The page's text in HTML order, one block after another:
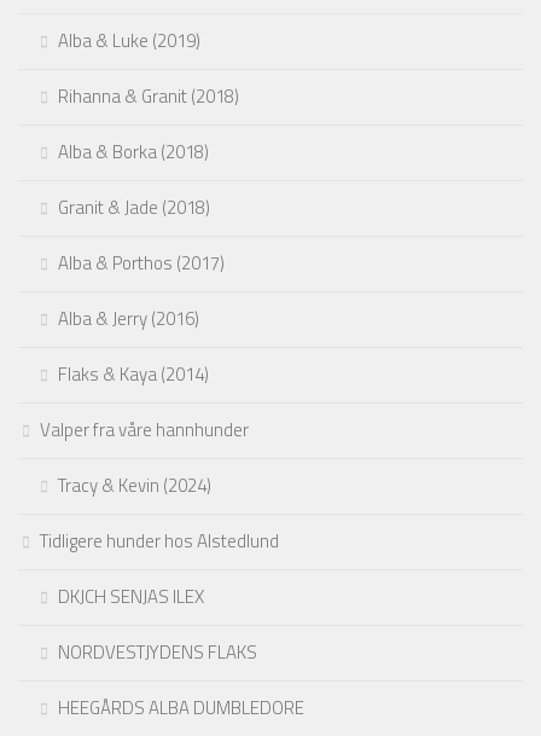
Alba & Luke (2019)
Rihanna & Granit (2018)
Alba & Borka (2018)
Granit & Jade (2018)
Alba & Porthos (2017)
Alba & Jerry (2016)
Flaks & Kaya (2014)
Valper fra våre hannhunder
Tracy & Kevin (2024)
Tidligere hunder hos Alstedlund
DKJCH SENJAS ILEX
NORDVESTJYDENS FLAKS
HEEGÅRDS ALBA DUMBLEDORE